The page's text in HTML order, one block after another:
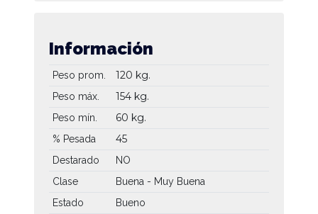
Información
Peso prom. 120 kg.
Peso máx. 154 kg.
Peso mín. 60 kg.
% Pesada 45
Destarado
NO
Clase
Buena - Muy Buena
Estado
Bueno